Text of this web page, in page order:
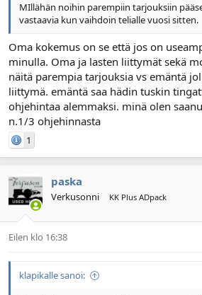
MIllähän noihin parempiin tarjouksiin
vastaavia kun vaihdoin telialle vuosi sitten.
Oma kokemus on se että jos on
minulla. Oma ja lasten liittymät sekä
näitä parempia tarjouksia vs emäntä
liittymä. emäntä saa hädin tuskin
ohjehintaa alemmaksi. minä olen
n.1/3 ohjehinnasta
1
paska
Verkusonni KK Plus ADpack
Eilen klo 16:38
klapikalle sanoi: